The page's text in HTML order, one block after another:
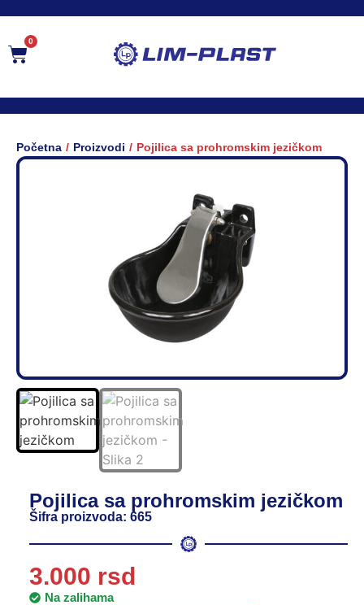
0
Početna / Proizvodi / Pojilica sa prohromskim jezičkom
Pojilica sa prohromskim jezičkom
Šifra proizvoda: 665
3.000 rsd
Na zalihama